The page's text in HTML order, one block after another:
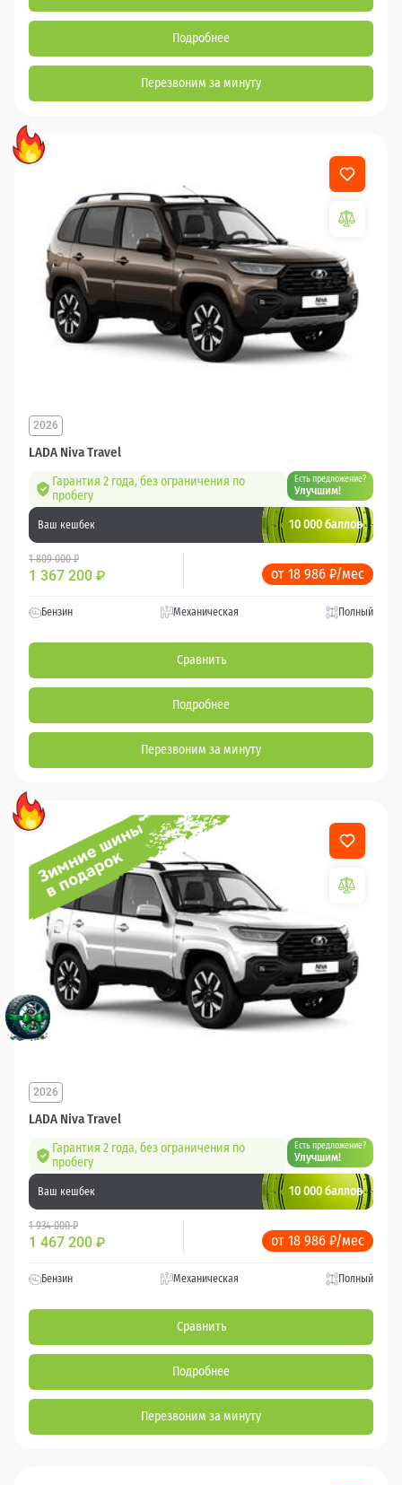
Подробнее
Перезвоним за минуту
LADA Niva Travel
2026
Гарантия 2 года, без ограничения по
пробегу
Есть предложение?
Улучшим!
Ваш кешбек 10 000 баллов
1 809 000 ₽
1 367 200 ₽ от 18 986 ₽/мес
Бензин Механическая Полный
Сравнить
Подробнее
Перезвоним за минуту
LADA Niva Travel
2026
Гарантия 2 года, без ограничения по
пробегу
Есть предложение?
Улучшим!
Ваш кешбек 10 000 баллов
1 934 000 ₽
1 467 200 ₽ от 18 986 ₽/мес
Бензин Механическая Полный
Сравнить
Подробнее
Перезвоним за минуту